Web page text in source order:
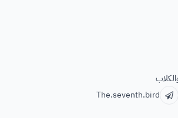
The.seventh.bird